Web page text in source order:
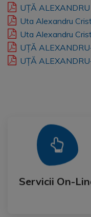
UȚĂ
Uta Alexandru
Uta Alexandru
UȚĂ
UȚĂ
Servicii On-
Servicii On-Line
Mai Mult